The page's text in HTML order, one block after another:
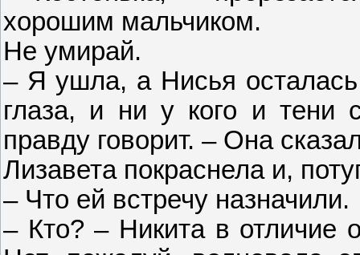
хорошим мальчиком.
Не умирай.
– Я ушла, а Нисья
глаза, и ни у кого и тени
правду говорит. – Она
Лизавета покраснела и,
– Что ей встречу назначили.
– Кто? – Никита в отличие